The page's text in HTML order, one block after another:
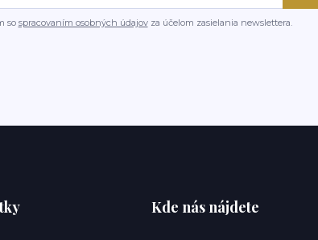
so spracovaním osobných údajovza účelom zasielania newslettera.
Kde nás nájdete